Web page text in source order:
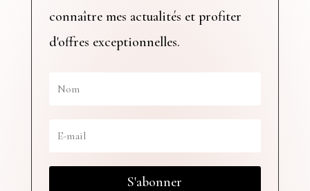
connaître mes actualités et profiter
d'offres exceptionnelles.
S'abonner